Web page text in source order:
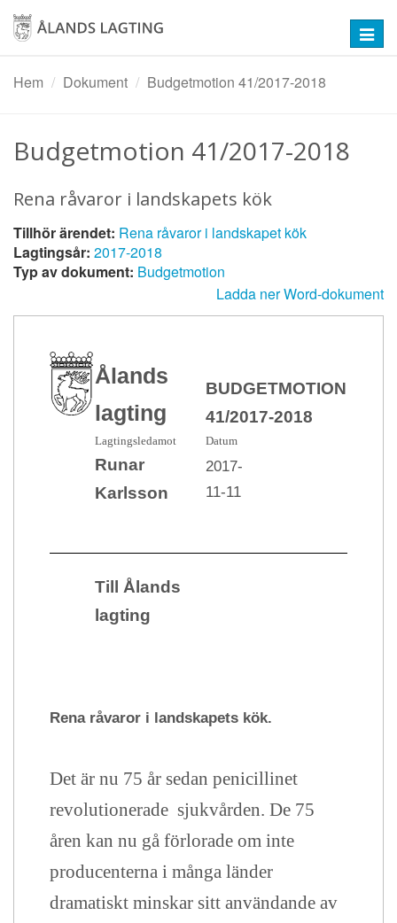
Hoppa
huvudinnehåll
Hem
Dokument Budgetmotion 41/2017-2018
Budgetmotion 41/2017-2018
Rena råvaror i landskapets kök
Tillhör ärendet: Rena råvaror i landskapet kök
Lagtingsår: 2017-2018
Typ av dokument: Budgetmotion
Ladda ner Word-dokument
Ålands
lagting
BUDGETMOTION nr
41/2017-2018
Lagtingsledamot Datum
Runar
Karlsson
2017-
11-11
Till Ålands
lagting
Rena råvaror i landskapets kök.
Det är nu 75 år sedan penicillinet
revolutionerade sjukvården. De 75
åren kan nu gå förlorade om inte
producenterna i många länder
dramatiskt minskar sitt användande av